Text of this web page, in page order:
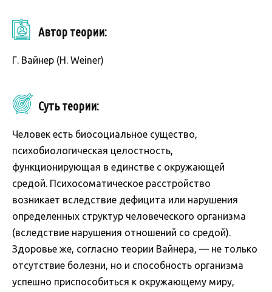
Автор теории:
Г. Вайнер (H. Weiner)
Суть теории:
Человек есть биосоциальное существо,
психобиологическая целостность,
функционирующая в единстве с окружающей
средой. Психосоматическое расстройство
возникает вследствие дефицита или нарушения
определенных структур человеческого организма
(вследствие нарушения отношений со средой).
Здоровье же, согласно теории Вайнера, — не только
отсутствие болезни, но и способность организма
успешно приспособиться к окружающему миру,